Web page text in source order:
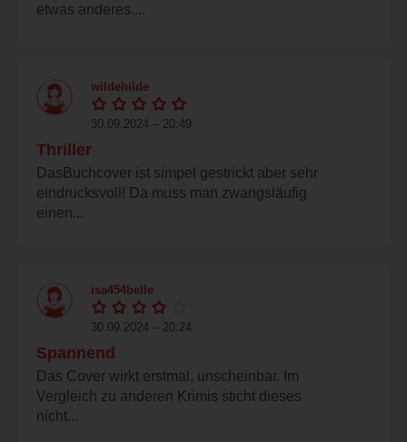
etwas anderes....
wildehilde
30.09.2024 – 20:49
Thriller
DasBuchcover ist simpel gestrickt aber sehr
eindrucksvoll! Da muss man zwangsläufig
einen...
isa454belle
30.09.2024 – 20:24
Spannend
Das Cover wirkt erstmal, unscheinbar. Im
Vergleich zu anderen Krimis sticht dieses
nicht...